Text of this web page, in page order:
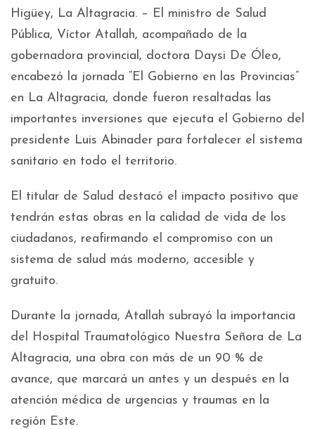
Higüey, La Altagracia. – El ministro de Salud
Pública, Víctor Atallah, acompañado de la
gobernadora provincial, doctora Daysi De Óleo,
encabezó la jornada “El Gobierno en las Provincias”
en La Altagracia, donde fueron resaltadas las
importantes inversiones que ejecuta el Gobierno del
presidente Luis Abinader para fortalecer el sistema
sanitario en todo el territorio.
El titular de Salud destacó el impacto positivo que
tendrán estas obras en la calidad de vida de los
ciudadanos, reafirmando el compromiso con un
sistema de salud más moderno, accesible y
gratuito.
Durante la jornada, Atallah subrayó la importancia
del Hospital Traumatológico Nuestra Señora de La
Altagracia, una obra con más de un 90 % de
avance, que marcará un antes y un después en la
atención médica de urgencias y traumas en la
región Este.